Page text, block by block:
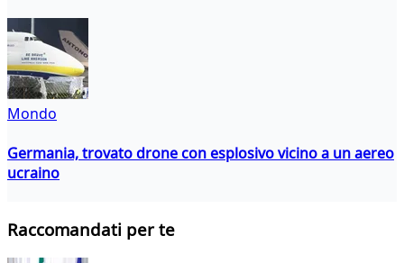
Mondo
Germania, trovato drone con esplosivo vicino a un aereo
ucraino
Raccomandati per te